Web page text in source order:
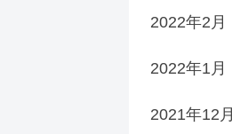
2022年2月
2022年1月
2021年12月